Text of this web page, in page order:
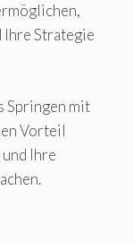
Ihre Strategie
Springen mit
Vorteil
Ihre